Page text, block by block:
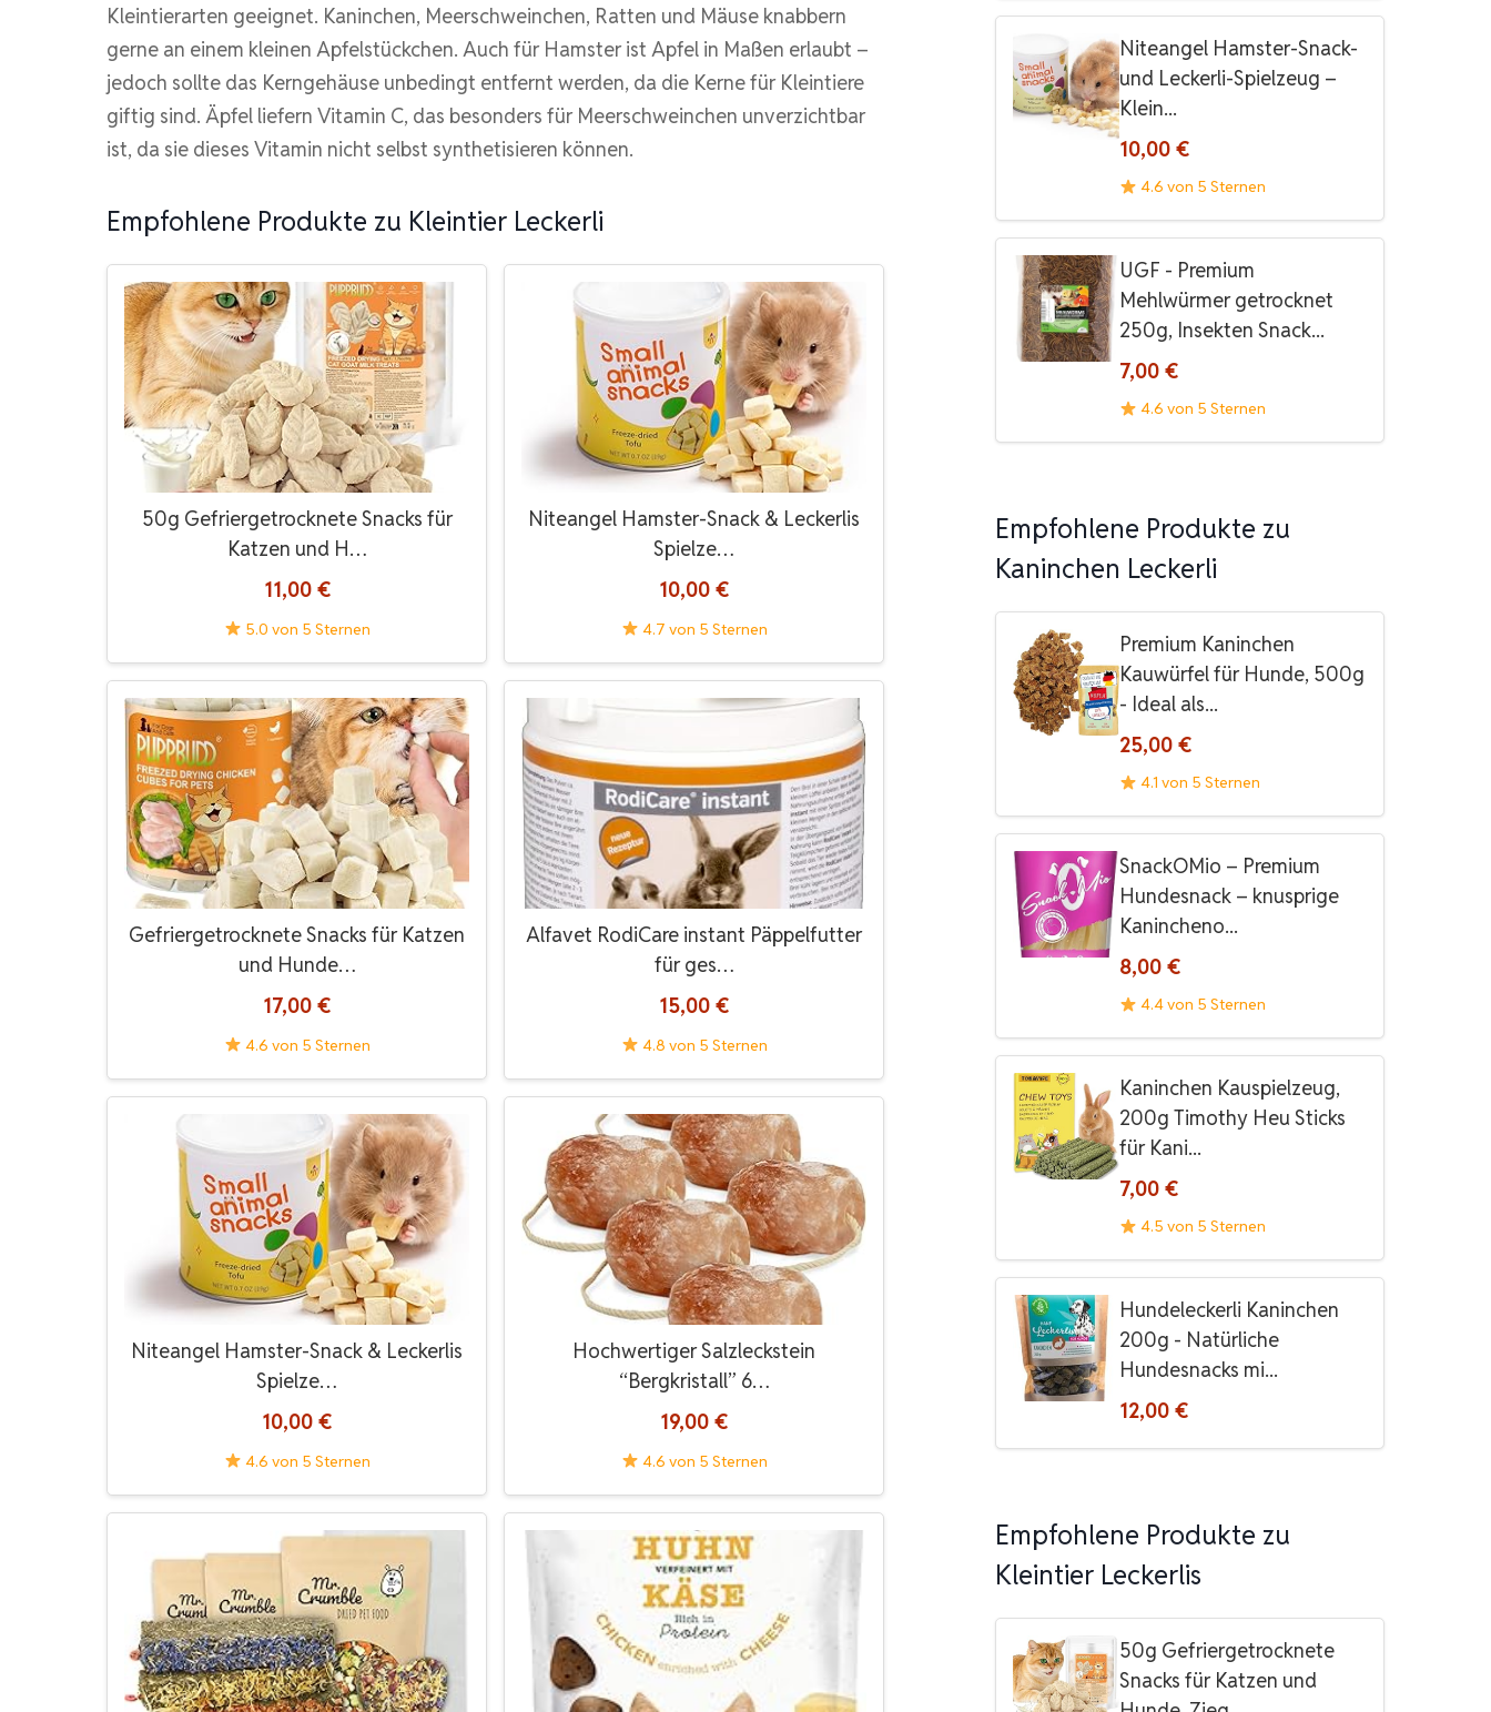
Kleintierarten geeignet. Kaninchen, Meerschweinchen, Ratten und Mäuse knabbern
gerne an einem kleinen Apfelstückchen. Auch für Hamster ist Apfel in Maßen erlaubt –
jedoch sollte das Kerngehäuse unbedingt entfernt werden, da die Kerne für Kleintiere
giftig sind. Äpfel liefern Vitamin C, das besonders für Meerschweinchen unverzichtbar
ist, da sie dieses Vitamin nicht selbst synthetisieren können.
Empfohlene Produkte zu Kleintier Leckerli
50g Gefriergetrocknete Snacks für
Katzen und H…
11,00 €
5.0 von 5 Sternen
Niteangel Hamster-Snack & Leckerlis
Spielze…
10,00 €
4.7 von 5 Sternen
Gefriergetrocknete Snacks für Katzen
und Hunde…
17,00 €
4.6 von 5 Sternen
Alfavet RodiCare instant Päppelfutter
für ges…
15,00 €
4.8 von 5 Sternen
Niteangel Hamster-Snack & Leckerlis
Spielze…
10,00 €
4.6 von 5 Sternen
Hochwertiger Salzleckstein
“Bergkristall” 6…
19,00 €
4.6 von 5 Sternen
Niteangel Hamster-Snack-
und Leckerli-Spielzeug –
Klein...
10,00 €
4.6 von 5 Sternen
UGF - Premium
Mehlwürmer getrocknet
250g, Insekten Snack...
7,00 €
4.6 von 5 Sternen
Empfohlene Produkte zu
Kaninchen Leckerli
Premium Kaninchen
Kauwürfel für Hunde, 500g
- Ideal als...
25,00 €
4.1 von 5 Sternen
SnackOMio – Premium
Hundesnack – knusprige
Kanincheno...
8,00 €
4.4 von 5 Sternen
Kaninchen Kauspielzeug,
200g Timothy Heu Sticks
für Kani...
7,00 €
4.5 von 5 Sternen
Hundeleckerli Kaninchen
200g - Natürliche
Hundesnacks mi...
12,00 €
Empfohlene Produkte zu
Kleintier Leckerlis
50g Gefriergetrocknete
Snacks für Katzen und